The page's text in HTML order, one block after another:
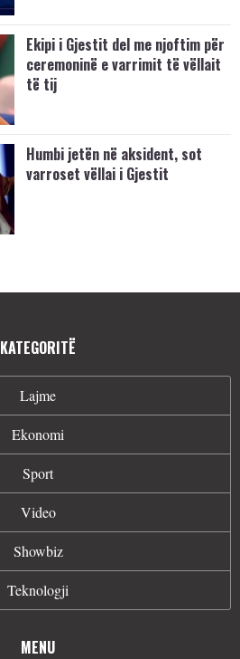
Ekipi i Gjestit del me njoftim për
ceremoninë e varrimit të vëllait
të tij
Humbi jetën në aksident, sot
varroset vëllai i Gjestit
KATEGORITË
Lajme
Ekonomi
Sport
Video
Showbiz
Teknologji
MENU